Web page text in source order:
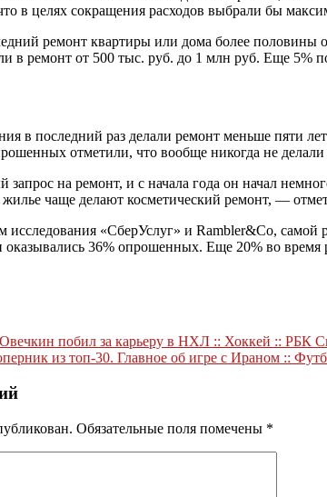
в целях сокращения расходов выбрали бы
ремонт квартиры или дома более
в ремонт от 500 тыс. руб. до 1 млн руб. Еще
в последний раз делали ремонт меньше
отметили, что вообще никогда не делали
запрос на ремонт, и с начала года он начал
чаще делают косметический ремонт, —
«СберУслуг» и Rambler&Co, самой
36% опрошенных. Еще 20% во
побил за карьеру в НХЛ :: Хоккей :: РБК
из топ-30. Главное об игре с Ираном ::
Обязательные поля помечены *